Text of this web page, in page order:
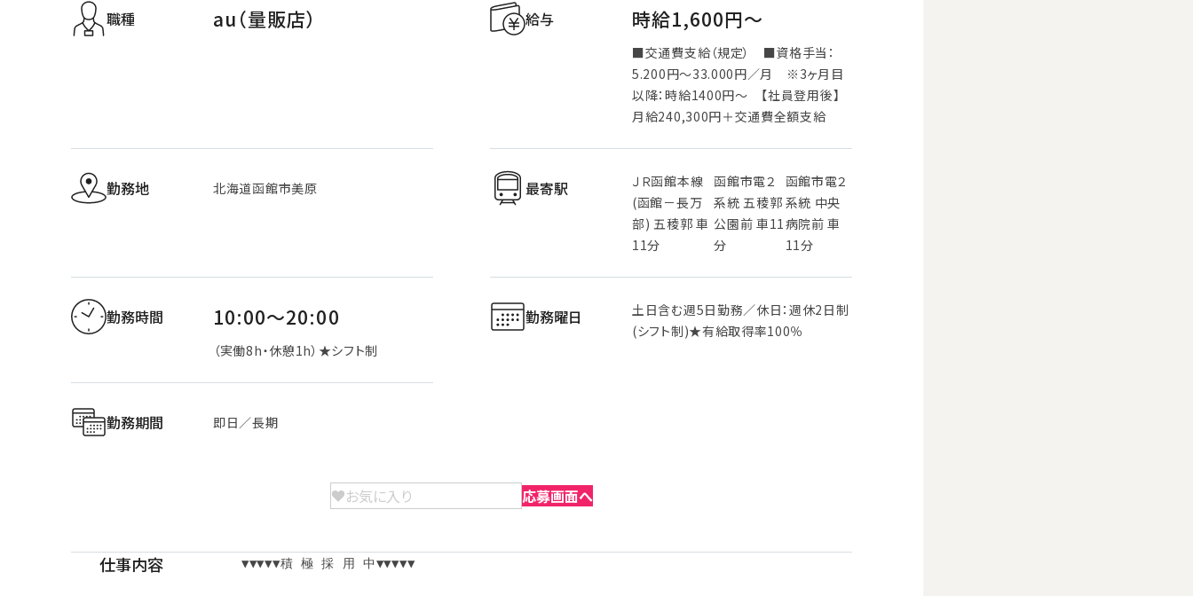
職種 au（量販店） 給与 時給1,600円〜
■交通費支給（規定） ■資格手当：
5.200円～33.000円／月 ※3ヶ月目
以降：時給1400円～ 【社員登用後】
月給240,300円＋交通費全額支給
勤務地 北海道函館市美原 最寄駅
ＪＲ函館本線
(函館－長万
部) 五稜郭 車
11分
函館市電２
系統 五稜郭
公園前 車11
分
函館市電２
系統 中央
病院前 車
11分
勤務時間 10:00～20:00
（実働8h・休憩1h）★シフト制
勤務曜日
土日含む週5日勤務／休日：週休2日制
(シフト制)★有給取得率100％
勤務期間 即日／長期
お気に入り 応募画面へ
仕事内容 ▼▼▼▼▼積 極 採 用 中▼▼▼▼▼